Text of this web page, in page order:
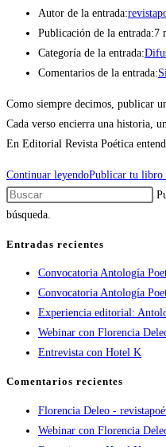
Autor de la entrada:
Publicación de la entrada:7
Categoría de la entrada:
Comentarios de la entrada:
Como siempre decimos, publicar
Cada verso encierra una historia,
En Editorial Revista Poética
Continuar leyendoPublicar tu libro
búsqueda.
Entradas recientes
Convocatoria Antología
Convocatoria Antología
Experiencia editorial:
Webinar con Florencia
Entrevista con Hotel K
Comentarios recientes
Florencia Deleo -
Webinar con Florencia